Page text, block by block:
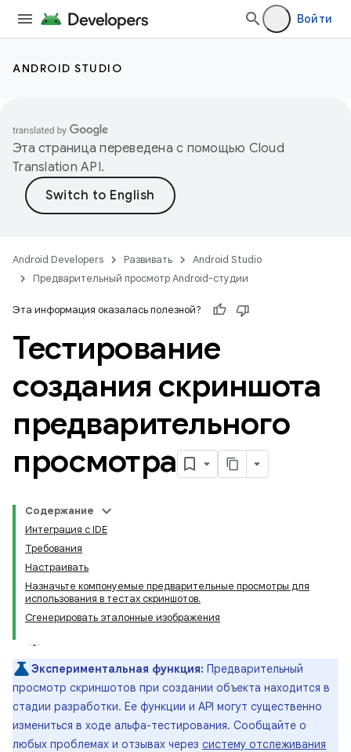
Войти
ANDROID STUDIO
Эта страница переведена с помощью Cloud
Translation API.
Android Developers Развивать
Android Studio
Предварительный просмотр Android-студии
Эта информация оказалась полезной?
Тестирование
создания скриншота
предварительного
просмотра
Содержание
Интеграция с IDE
Требования
Настраивать
Назначьте компонуемые предварительные просмотры для
использования в тестах скриншотов.
Сгенерировать эталонные изображения
Экспериментальная функция: Предварительный
просмотр скриншотов при создании объекта находится в
стадии разработки. Ее функции и API могут существенно
измениться в ходе альфа-тестирования. Сообщайте о
любых проблемах и отзывах через систему отслеживания